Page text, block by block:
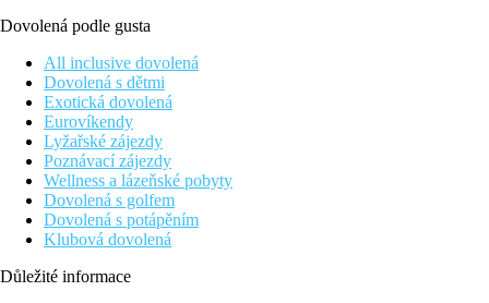
Dovolená podle gusta
All inclusive dovolená
Dovolená s dětmi
Exotická dovolená
Eurovíkendy
Lyžařské zájezdy
Poznávací zájezdy
Wellness a lázeňské pobyty
Dovolená s golfem
Dovolená s potápěním
Klubová dovolená
Důležité informace